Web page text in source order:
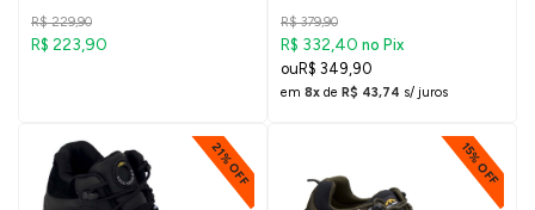
R$ 229,90
R$ 223,90
R$ 379,90
R$ 332,40 no Pix
R$ 349,90
em 8x de R$ 43,74 s/ juros
21% OFF 15% OFF